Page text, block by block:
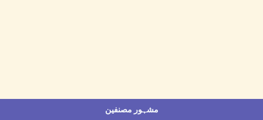
مشہور مصنفین